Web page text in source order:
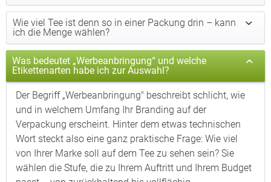
Wie viel Tee ist denn so in einer Packung drin – kann
ich die Menge wählen?
Was bedeutet „Werbeanbringung“ und welche
Etikettenarten habe ich zur Auswahl?
Der Begriff „Werbeanbringung" beschreibt schlicht, wie
und in welchem Umfang Ihr Branding auf der
Verpackung erscheint. Hinter dem etwas technischen
Wort steckt also eine ganz praktische Frage: Wie viel
von Ihrer Marke soll auf dem Tee zu sehen sein? Sie
wählen die Stufe, die zu Ihrem Auftritt und Ihrem Budget